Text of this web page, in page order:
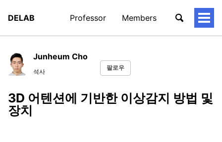
DELAB Professor Members
토
Junheum Cho
석사
팔로우
3D 어텐션에 기반한 이상감지 방법 및
장치